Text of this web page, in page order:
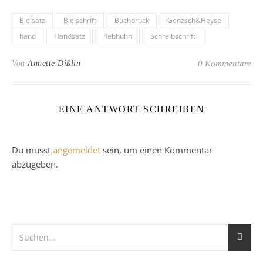
Bleisatz Bleischrift Buchdruck
Genzsch&Heyse
hand
Handsatz Rebhuhn Schreibschrift
VonAnnette Dißlin 0 Kommentare
EINE ANTWORT SCHREIBEN
Du musst angemeldet sein, um einen Kommentar
abzugeben.